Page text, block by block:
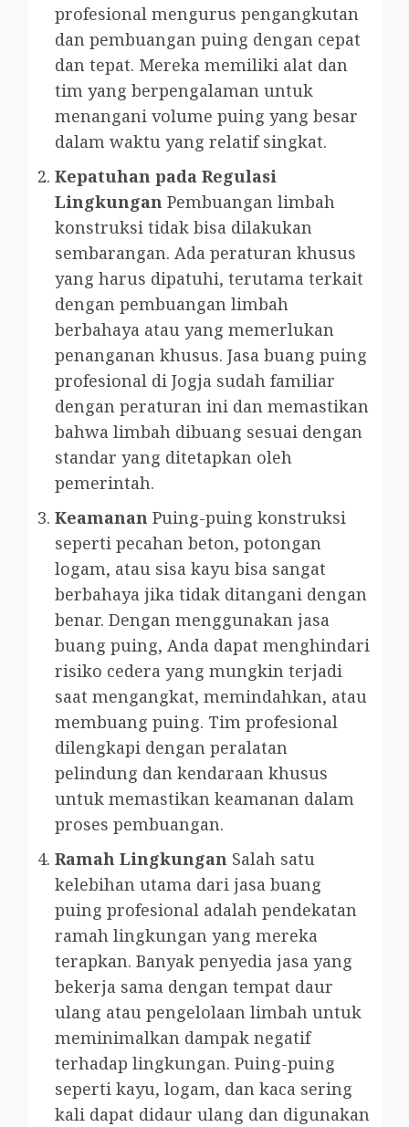
profesional mengurus pengangkutan
dan pembuangan puing dengan cepat
dan tepat. Mereka memiliki alat dan
tim yang berpengalaman untuk
menangani volume puing yang besar
dalam waktu yang relatif singkat.
Kepatuhan pada Regulasi
Lingkungan Pembuangan limbah
konstruksi tidak bisa dilakukan
sembarangan. Ada peraturan khusus
yang harus dipatuhi, terutama terkait
dengan pembuangan limbah
berbahaya atau yang memerlukan
penanganan khusus. Jasa buang puing
profesional di Jogja sudah familiar
dengan peraturan ini dan memastikan
bahwa limbah dibuang sesuai dengan
standar yang ditetapkan oleh
pemerintah.
Keamanan Puing-puing konstruksi
seperti pecahan beton, potongan
logam, atau sisa kayu bisa sangat
berbahaya jika tidak ditangani dengan
benar. Dengan menggunakan jasa
buang puing, Anda dapat menghindari
risiko cedera yang mungkin terjadi
saat mengangkat, memindahkan, atau
membuang puing. Tim profesional
dilengkapi dengan peralatan
pelindung dan kendaraan khusus
untuk memastikan keamanan dalam
proses pembuangan.
Ramah Lingkungan Salah satu
kelebihan utama dari jasa buang
puing profesional adalah pendekatan
ramah lingkungan yang mereka
terapkan. Banyak penyedia jasa yang
bekerja sama dengan tempat daur
ulang atau pengelolaan limbah untuk
meminimalkan dampak negatif
terhadap lingkungan. Puing-puing
seperti kayu, logam, dan kaca sering
kali dapat didaur ulang dan digunakan